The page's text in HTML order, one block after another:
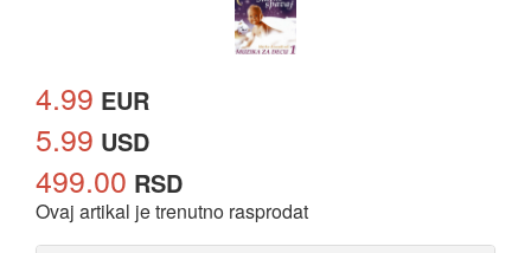
4.99 EUR
5.99 USD
499.00 RSD
Ovaj artikal je trenutno rasprodat